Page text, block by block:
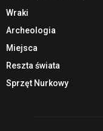
Wraki
Archeologia
Miejsca
Reszta świata
Sprzęt Nurkowy